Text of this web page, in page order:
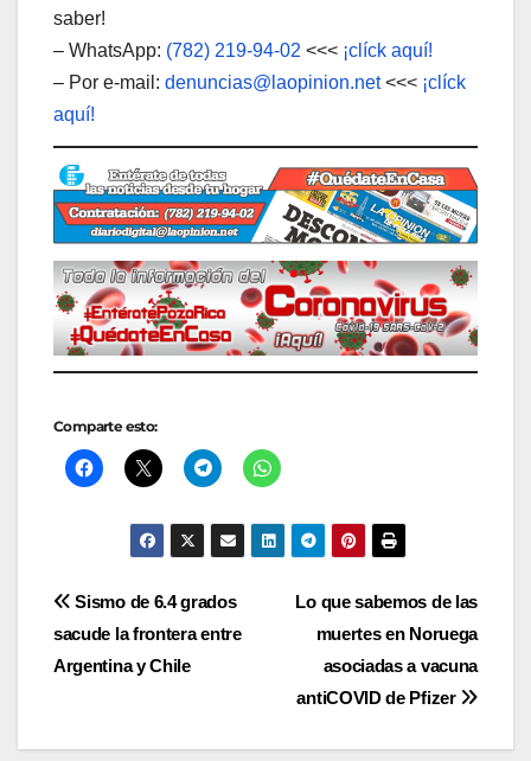
saber!
– WhatsApp: (782) 219-94-02 <<< ¡clíck aquí!
– Por e-mail: denuncias@laopinion.net<<< ¡clíck
aquí!
Comparte esto:
Navegación
de
Lo que sabemos de las
muertes en Noruega
asociadas a vacuna
antiCOVID de Pfizer
Sismo de 6.4 grados
sacude la frontera entre
Argentina y Chile